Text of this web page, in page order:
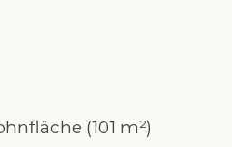
(101 m²)